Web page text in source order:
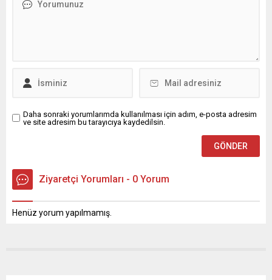
Daha sonraki yorumlarımda kullanılması için adım, e-posta adresim
ve site adresim bu tarayıcıya kaydedilsin.
Ziyaretçi Yorumları - 0 Yorum
Henüz yorum yapılmamış.